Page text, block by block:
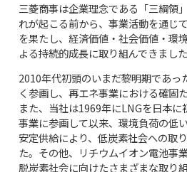
三菱商事は企業理念である「三綱領
れが起こる前から、事業活動を通じ
を果たし、経済価値・社会価値・環
よる持続的成長に取り組んできました
2010年代初頭のいまだ黎明期であっ
く参画し、再エネ事業における確固
また、当社は1969年にLNGを日本
事業に参画して以来、環境負荷の低
安定供給により、低炭素社会への取
た。その他、リチウムイオン電池事
脱炭素社会に向けたさまざまな取り